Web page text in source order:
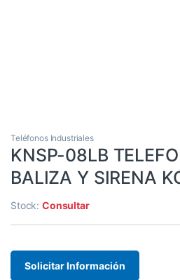
Teléfonos Industriales
KNSP-08LB
BALIZA Y SIRENA
Stock:Consultar
Solicitar Información